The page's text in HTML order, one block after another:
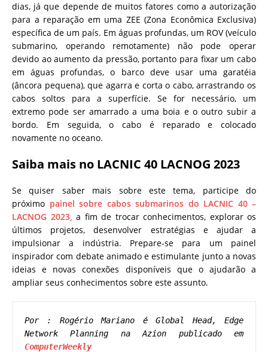
dias, já que depende de muitos fatores como a autorização
para a reparação em uma ZEE (Zona Econômica Exclusiva)
específica de um país. Em águas profundas, um ROV (veículo
submarino, operando remotamente) não pode operar
devido ao aumento da pressão, portanto para fixar um cabo
em águas profundas, o barco deve usar uma garatéia
(âncora pequena), que agarra e corta o cabo, arrastrando os
cabos soltos para a superfície. Se for necessário, um
extremo pode ser amarrado a uma boia e o outro subir a
bordo. Em seguida, o cabo é reparado e colocado
novamente no oceano.
Saiba mais no LACNIC 40 LACNOG 2023
Se quiser saber mais sobre este tema, participe do
próximo painel sobre cabos submarinos do LACNIC 40 –
LACNOG 2023, a fim de trocar conhecimentos, explorar os
últimos projetos, desenvolver estratégias e ajudar a
impulsionar a indústria. Prepare-se para um painel
inspirador com debate animado e estimulante junto a novas
ideias e novas conexões disponíveis que o ajudarão a
ampliar seus conhecimentos sobre este assunto.
Por : Rogério Mariano é Global Head, Edge
ComputerWeekly